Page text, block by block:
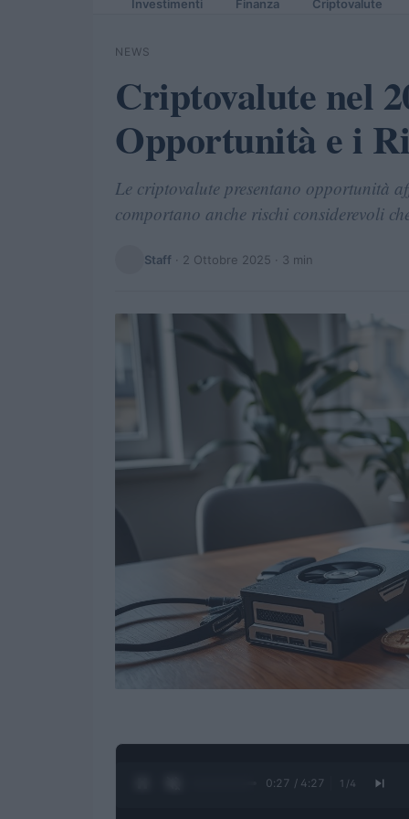
Investimenti Finanza Criptovalute
NEWS
Criptovalute nel
Opportunità e i
Le criptovalute presentano opportunità
comportano anche rischi considerevoli
Staff · 2 Ottobre 2025 · 3 min
0:28 / 4:27 1 /4